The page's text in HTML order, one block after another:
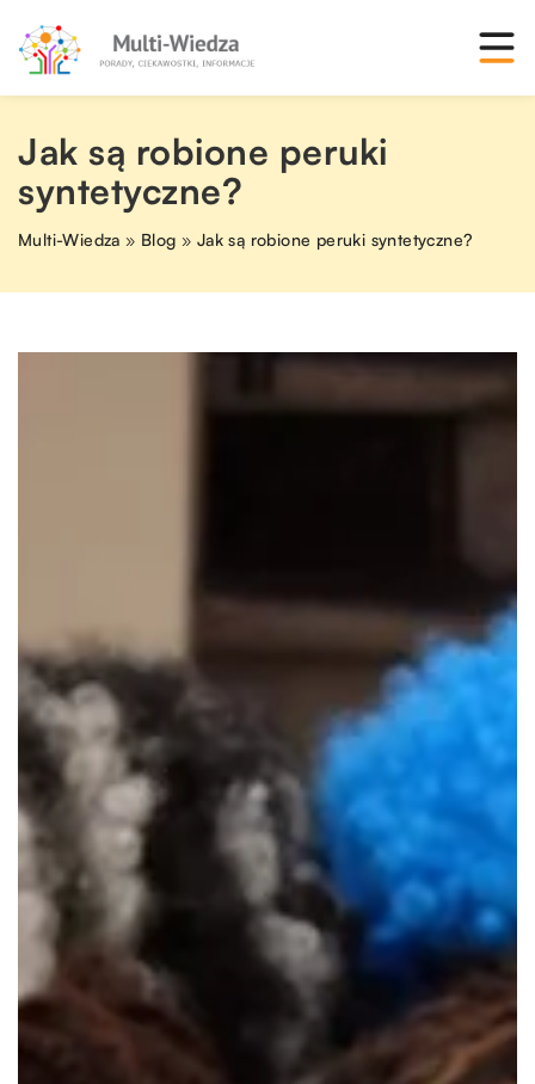
Jak są robione peruki
syntetyczne?
Multi-Wiedza » Blog » Jak są robione peruki syntetyczne?